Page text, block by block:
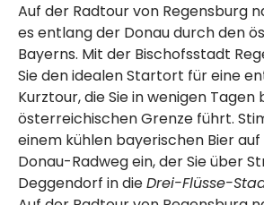
Auf der Radtour von Regensburg
es entlang der Donau durch den
Bayerns. Mit der Bischofsstadt
Sie den idealen Startort für eine
Kurztour, die Sie in wenigen
österreichischen Grenze führt.
einem kühlen bayerischen Bier
Donau-Radweg ein, der Sie über
Deggendorf in dieDrei-Flüsse-